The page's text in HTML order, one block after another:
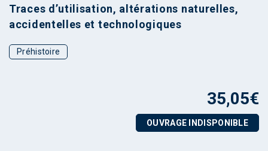
Traces d’utilisation, altérations naturelles,
accidentelles et technologiques
Préhistoire
35,05€
OUVRAGE INDISPONIBLE